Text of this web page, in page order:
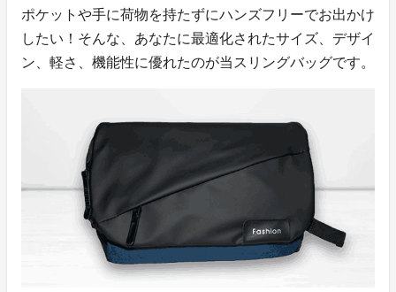
ポケットや手に荷物を持たずにハンズフリーでお出かけ
したい！そんな、あなたに最適化されたサイズ、デザイ
ン、軽さ、機能性に優れたのが当スリングバッグです。